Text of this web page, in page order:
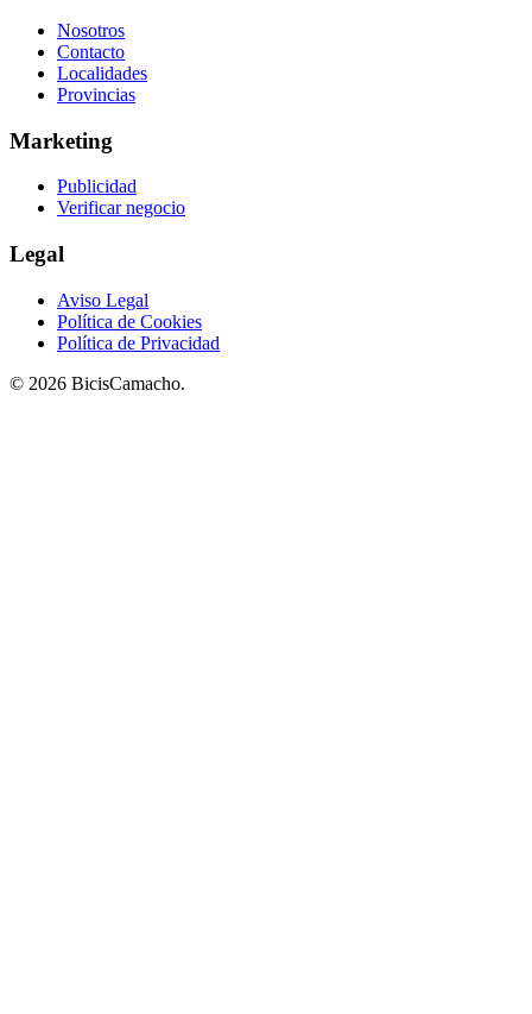
Nosotros
Contacto
Localidades
Provincias
Marketing
Publicidad
Verificar negocio
Legal
Aviso Legal
Política de Cookies
Política de Privacidad
© 2026 BicisCamacho.